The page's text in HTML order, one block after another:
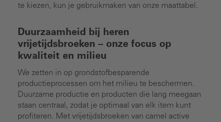
te kiezen, kun je gebruikmaken van onze maattabel.
Duurzaamheid bij heren
vrijetijdsbroeken – onze focus op
kwaliteit en milieu
We zetten in op grondstofbesparende
productieprocessen om het milieu te beschermen.
Duurzame productie en producten die lang meegaan
staan centraal, zodat je optimaal van elk item kunt
profiteren. Met vrijetijdsbroeken van camel active